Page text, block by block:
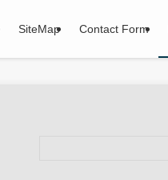
SiteMap Contact Form